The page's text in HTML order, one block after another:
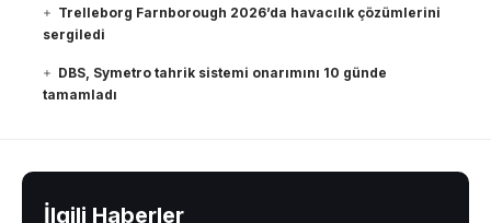
Trelleborg Farnborough 2026’da havacılık çözümlerini
sergiledi
DBS, Symetro tahrik sistemi onarımını 10 günde
tamamladı
İlgili Haberler